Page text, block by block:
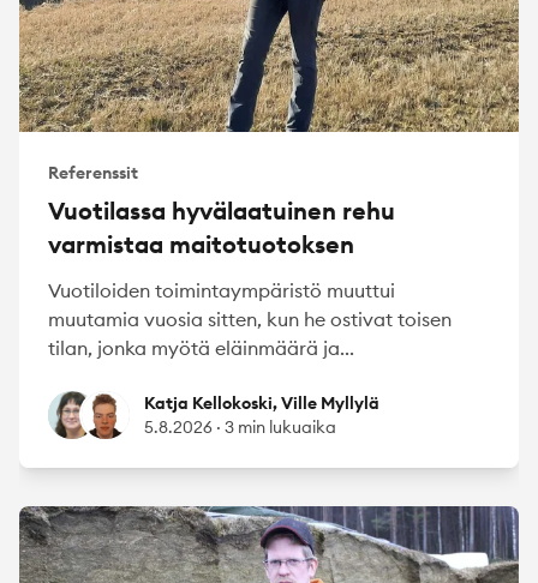
Referenssit
Vuotilassa hyvälaatuinen rehu
varmistaa maitotuotoksen
Vuotiloiden toimintaympäristö muuttui
muutamia vuosia sitten, kun he ostivat toisen
tilan, jonka myötä eläinmäärä ja...
Katja Kellokoski
Ville MyllyläKatja Kellokoski, Ville Myllylä
5.8.2026 · 3 min lukuaika